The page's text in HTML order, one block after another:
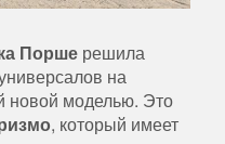
Порше решила
на
новой моделью. Это
, который имеет